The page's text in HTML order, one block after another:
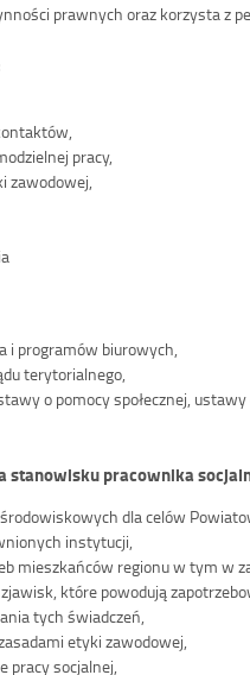
prawnych oraz korzysta z
pracy,
zawodowej,
i programów biurowych,
terytorialnego,
o pomocy społecznej,
stanowisku pracownika
dla celów
instytucji,
mieszkańców regionu w tym w
które powodują
tych świadczeń,
etyki zawodowej,
pracy socjalnej,